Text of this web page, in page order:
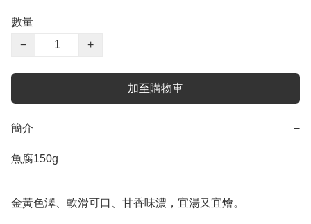
數量
−
+
加至購物車
簡介 −
魚腐150g
金黃色澤、軟滑可口、甘香味濃，宜湯又宜燴。